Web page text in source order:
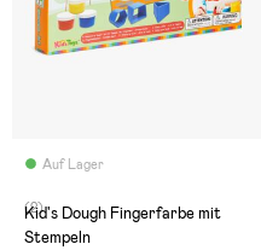
Auf Lager
(2)
Kid's Dough Fingerfarbe mit
Stempeln